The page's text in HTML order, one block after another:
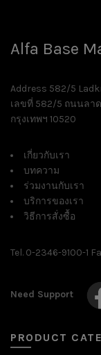
Alfa Base
Address 582/5
เลขที่ 582/5 ถนนลา
กรุงเทพฯ 10520
เกี่ยวกับเรา
บทความ
ร่วมงานกับเรา
บริการของเรา
วิธีการสั่งซื้อ
Tel. 0-2346-9100-1
Need Support
PRODUCT